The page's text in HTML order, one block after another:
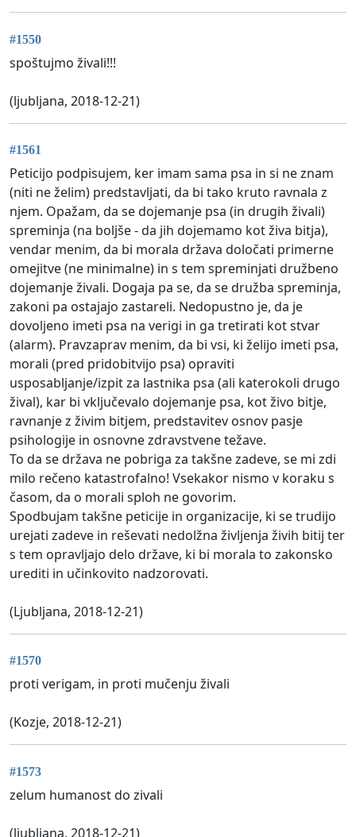
#1550
spoštujmo živali!!!
(ljubljana, 2018-12-21)
#1561
Peticijo podpisujem, ker imam sama psa in si ne znam
(niti ne želim) predstavljati, da bi tako kruto ravnala z
njem. Opažam, da se dojemanje psa (in drugih živali)
spreminja (na boljše - da jih dojemamo kot živa bitja),
vendar menim, da bi morala država določati primerne
omejitve (ne minimalne) in s tem spreminjati družbeno
dojemanje živali. Dogaja pa se, da se družba spreminja,
zakoni pa ostajajo zastareli. Nedopustno je, da je
dovoljeno imeti psa na verigi in ga tretirati kot stvar
(alarm). Pravzaprav menim, da bi vsi, ki želijo imeti psa,
morali (pred pridobitvijo psa) opraviti
usposabljanje/izpit za lastnika psa (ali katerokoli drugo
žival), kar bi vključevalo dojemanje psa, kot živo bitje,
ravnanje z živim bitjem, predstavitev osnov pasje
psihologije in osnovne zdravstvene težave.
To da se država ne pobriga za takšne zadeve, se mi zdi
milo rečeno katastrofalno! Vsekakor nismo v koraku s
časom, da o morali sploh ne govorim.
Spodbujam takšne peticije in organizacije, ki se trudijo
urejati zadeve in reševati nedolžna življenja živih bitij ter
s tem opravljajo delo države, ki bi morala to zakonsko
urediti in učinkovito nadzorovati.
(Ljubljana, 2018-12-21)
#1570
proti verigam, in proti mučenju živali
(Kozje, 2018-12-21)
#1573
zelum humanost do zivali
(ljubljana, 2018-12-21)